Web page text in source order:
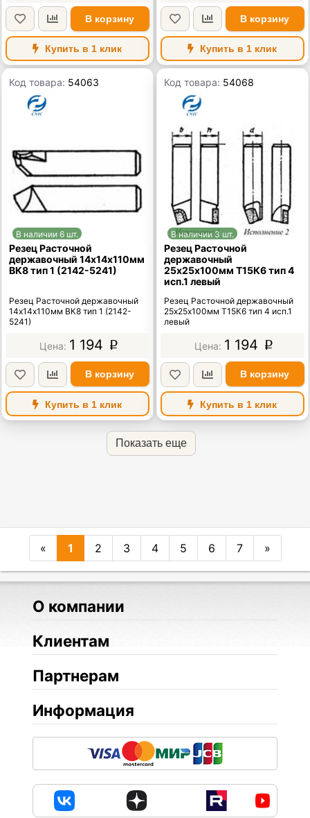
В корзину
Купить в 1 клик
В корзину
Купить в 1 клик
Код товара: 54063
В наличии 6 шт.
Резец Расточной
державочный 14х14х110мм
ВК8 тип 1 (2142-5241)
Резец Расточной державочный
14х14х110мм ВК8 тип 1 (2142-
5241)
1 194 p
В корзину
Купить в 1 клик
Код товара: 54068
В наличии 3 шт.
Резец Расточной
державочный
25х25х100мм Т15К6 тип 4
исп.1 левый
Резец Расточной державочный
25х25х100мм Т15К6 тип 4 исп.1
левый
1 194 p
В корзину
Купить в 1 клик
Показать еще
« 1 2 3 4 5 6 7 »
О компании
Клиентам
Партнерам
Информация